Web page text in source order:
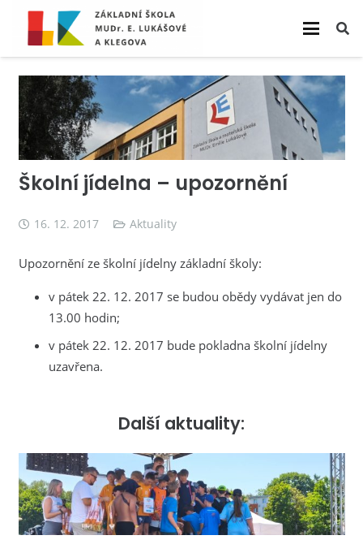
Školní jídelna – upozornění
16. 12. 2017 Aktuality
Upozornění ze školní jídelny základní školy:
v pátek 22. 12. 2017 se budou obědy vydávat jen do
13.00 hodin;
v pátek 22. 12. 2017 bude pokladna školní jídelny
uzavřena.
Další aktuality: